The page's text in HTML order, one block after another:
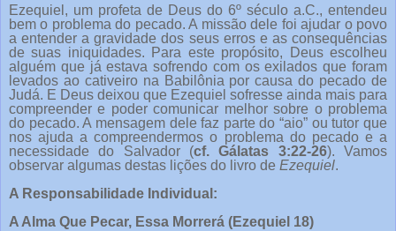
Ezequiel, um profeta de Deus do 6º século a.C., entendeu
bem o problema do pecado. A missão dele foi ajudar o povo
a entender a gravidade dos seus erros e as consequências
de suas iniquidades. Para este propósito, Deus escolheu
alguém que já estava sofrendo com os exilados que foram
levados ao cativeiro na Babilônia por causa do pecado de
Judá. E Deus deixou que Ezequiel sofresse ainda mais para
compreender e poder comunicar melhor sobre o problema
do pecado. A mensagem dele faz parte do “aio” ou tutor que
nos ajuda a compreendermos o problema do pecado e a
necessidade do Salvador (cf. Gálatas 3:22-26). Vamos
observar algumas destas lições do livro de Ezequiel.
A Responsabilidade Individual:
A Alma Que Pecar, Essa Morrerá (Ezequiel 18)